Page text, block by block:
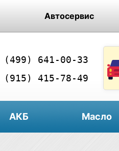
Автосервис
(499) 641-00-33
(915) 415-78-49
АКБ Масло